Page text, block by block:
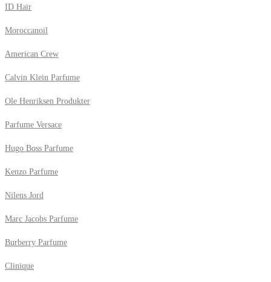
ID Hair
Moroccanoil
American Crew
Calvin Klein Parfume
Ole Henriksen Produkter
Parfume Versace
Hugo Boss Parfume
Kenzo Parfume
Nilens Jord
Marc Jacobs Parfume
Burberry Parfume
Clinique